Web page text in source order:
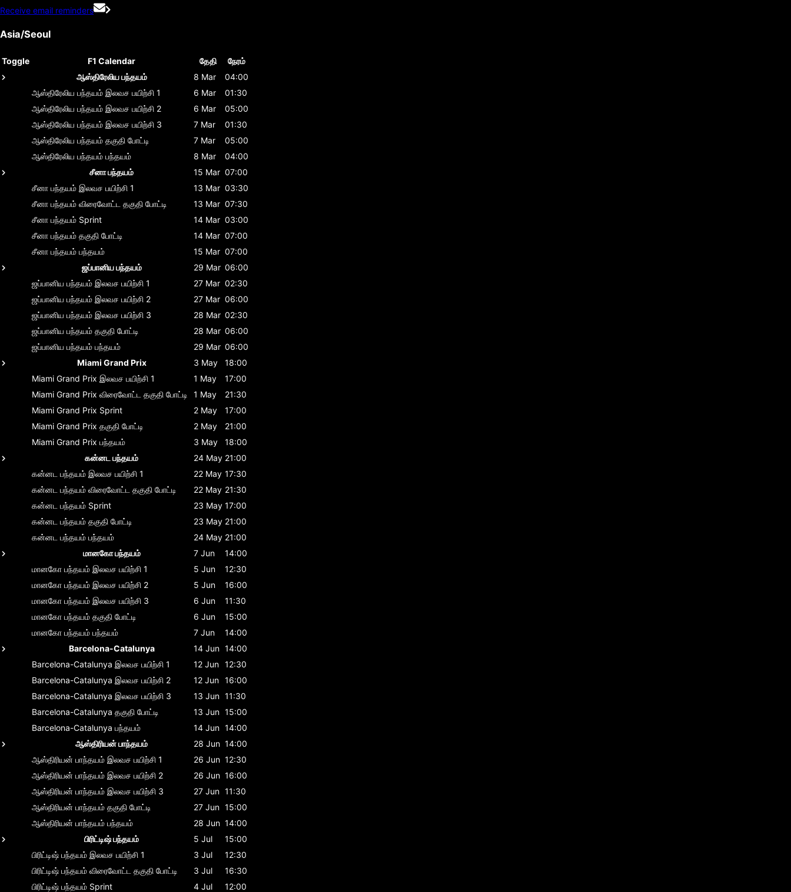
Receive email reminders
Asia/Seoul
Toggle F1 Calendar தேதி
நேரம்
ஆஸ்திரேலிய பந்தயம்
8 Mar
04:00
ஆஸ்திரேலிய பந்தயம் இலவச பயிற்சி 1 6 Mar
01:30
ஆஸ்திரேலிய பந்தயம் இலவச பயிற்சி 2 6 Mar
05:00
ஆஸ்திரேலிய பந்தயம் இலவச பயிற்சி 3 7 Mar
01:30
ஆஸ்திரேலிய பந்தயம் தகுதி போட்டி 7 Mar
05:00
ஆஸ்திரேலிய பந்தயம் பந்தயம் 8 Mar
04:00
சீனா பந்தயம்
15 Mar 07:00
சீனா பந்தயம் இலவச பயிற்சி 1 13 Mar 03:30
சீனா பந்தயம் விரைவோட்ட தகுதி போட்டி 13 Mar 07:30
சீனா பந்தயம் Sprint 14 Mar 03:00
சீனா பந்தயம் தகுதி போட்டி 14 Mar 07:00
சீனா பந்தயம் பந்தயம் 15 Mar 07:00
ஜப்பானிய பந்தயம்
29 Mar 06:00
ஜப்பானிய பந்தயம் இலவச பயிற்சி 1 27 Mar 02:30
ஜப்பானிய பந்தயம் இலவச பயிற்சி 2 27 Mar 06:00
ஜப்பானிய பந்தயம் இலவச பயிற்சி 3 28 Mar 02:30
ஜப்பானிய பந்தயம் தகுதி போட்டி 28 Mar 06:00
ஜப்பானிய பந்தயம் பந்தயம் 29 Mar 06:00
Miami Grand Prix
3 May
18:00
Miami Grand Prix இலவச பயிற்சி 1 1 May
17:00
Miami Grand Prix விரைவோட்ட தகுதி போட்டி 1 May
21:30
Miami Grand Prix Sprint 2 May
17:00
Miami Grand Prix தகுதி போட்டி 2 May
21:00
Miami Grand Prix பந்தயம் 3 May
18:00
கன்னட பந்தயம்
24 May 21:00
கன்னட பந்தயம் இலவச பயிற்சி 1 22 May 17:30
கன்னட பந்தயம் விரைவோட்ட தகுதி போட்டி 22 May 21:30
கன்னட பந்தயம் Sprint 23 May 17:00
கன்னட பந்தயம் தகுதி போட்டி 23 May 21:00
கன்னட பந்தயம் பந்தயம் 24 May 21:00
மானகோ பந்தயம்
7 Jun
14:00
மானகோ பந்தயம் இலவச பயிற்சி 1 5 Jun
12:30
மானகோ பந்தயம் இலவச பயிற்சி 2 5 Jun
16:00
மானகோ பந்தயம் இலவச பயிற்சி 3 6 Jun
11:30
மானகோ பந்தயம் தகுதி போட்டி 6 Jun
15:00
மானகோ பந்தயம் பந்தயம் 7 Jun
14:00
Barcelona-Catalunya
14 Jun 14:00
Barcelona-Catalunya இலவச பயிற்சி 1 12 Jun 12:30
Barcelona-Catalunya இலவச பயிற்சி 2 12 Jun 16:00
Barcelona-Catalunya இலவச பயிற்சி 3 13 Jun 11:30
Barcelona-Catalunya தகுதி போட்டி 13 Jun 15:00
Barcelona-Catalunya பந்தயம் 14 Jun 14:00
ஆஸ்திரியன் பாந்தயம்
28 Jun 14:00
ஆஸ்திரியன் பாந்தயம் இலவச பயிற்சி 1 26 Jun 12:30
ஆஸ்திரியன் பாந்தயம் இலவச பயிற்சி 2 26 Jun 16:00
ஆஸ்திரியன் பாந்தயம் இலவச பயிற்சி 3 27 Jun 11:30
ஆஸ்திரியன் பாந்தயம் தகுதி போட்டி 27 Jun 15:00
ஆஸ்திரியன் பாந்தயம் பந்தயம் 28 Jun 14:00
பிரிட்டிஷ் பந்தயம்
5 Jul
15:00
பிரிட்டிஷ் பந்தயம் இலவச பயிற்சி 1 3 Jul
12:30
பிரிட்டிஷ் பந்தயம் விரைவோட்ட தகுதி போட்டி 3 Jul
16:30
பிரிட்டிஷ் பந்தயம் Sprint 4 Jul
12:00